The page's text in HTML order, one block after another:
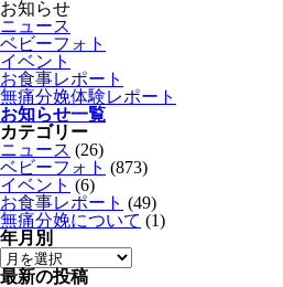
お知らせ
ニュース
ベビーフォト
イベント
お食事レポート
無痛分娩体験レポート
お知らせ一覧
カテゴリー
ニュース (26)
ベビーフォト (873)
イベント (6)
お食事レポート (49)
無痛分娩について (1)
年月別
最新の投稿